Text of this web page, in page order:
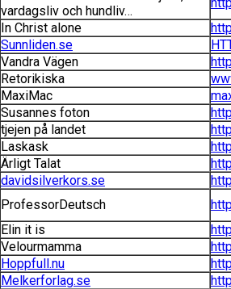
vardagsliv och hundliv…
In Christ alone
Sunnliden.se
Vandra Vägen
Retorikiska
MaxiMac
Susannes foton
tjejen på landet
Laskask
Ärligt Talat
davidsilverkors.se
ProfessorDeutsch
Elin it is
Velourmamma
Hoppfull.nu
Melkerforlag.se